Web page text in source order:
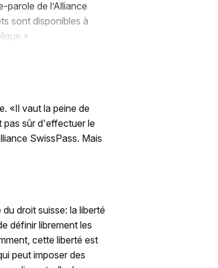
de l’Alliance
sont disponibles à
«Il vaut la peine de
pas sûr d'effectuer le
SwissPass. Mais
droit suisse: la liberté
définir librement les
cette liberté est
peut imposer des